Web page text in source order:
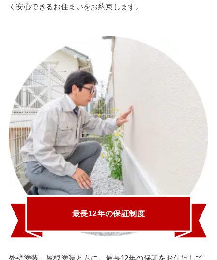
く安心できるお住まいをお約束します。
最長12年の保証制度
外壁塗装、屋根塗装ともに、最長12年の保証をお付けして